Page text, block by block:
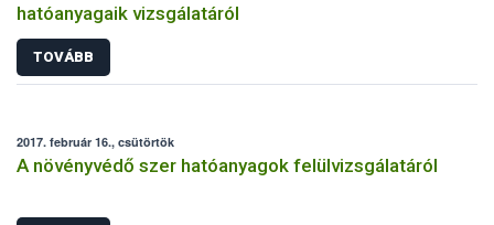
hatóanyagaik vizsgálatáról
TOVÁBB
2017. február 16., csütörtök
A növényvédő szer hatóanyagok felülvizsgálatáról